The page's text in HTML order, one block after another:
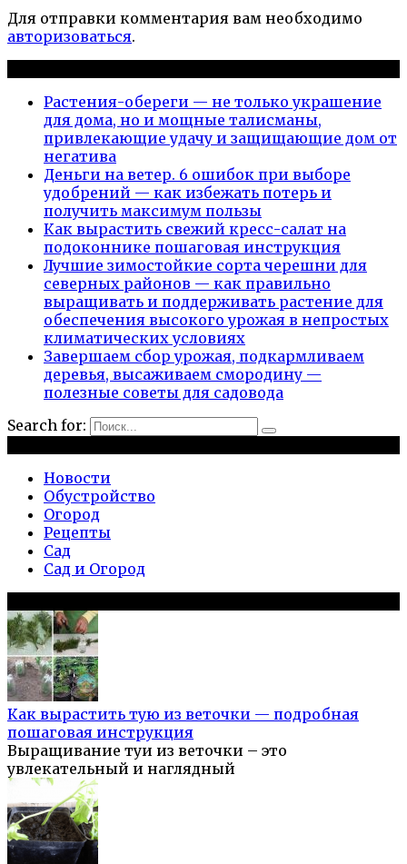
Для отправки комментария вам необходимо
авторизоваться.
Растения-обереги — не только украшение
для дома, но и мощные талисманы,
привлекающие удачу и защищающие дом от
негатива
Деньги на ветер. 6 ошибок при выборе
удобрений — как избежать потерь и
получить максимум пользы
Как вырастить свежий кресс-салат на
подоконнике пошаговая инструкция
Лучшие зимостойкие сорта черешни для
северных районов — как правильно
выращивать и поддерживать растение для
обеспечения высокого урожая в непростых
климатических условиях
Завершаем сбор урожая, подкармливаем
деревья, высаживаем смородину —
полезные советы для садовода
Search for:
Новости
Обустройство
Огород
Рецепты
Сад
Сад и Огород
Как вырастить тую из веточки — подробная
пошаговая инструкция
Выращивание туи из веточки – это
увлекательный и наглядный